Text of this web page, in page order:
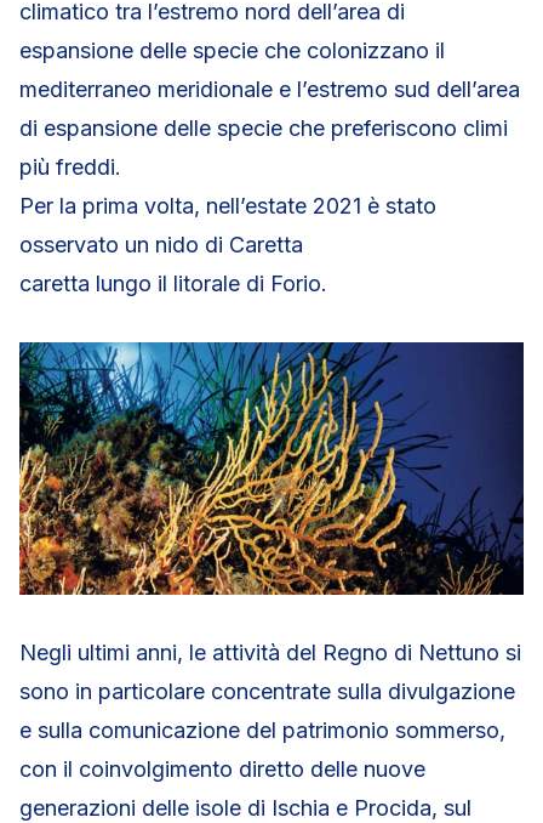
climatico tra l’estremo nord dell’area di
espansione delle specie che colonizzano il
mediterraneo meridionale e l’estremo sud dell’area
di espansione delle specie che preferiscono climi
più freddi.
Per la prima volta, nell’estate 2021 è stato
osservato un nido di Caretta
caretta lungo il litorale di Forio.
Negli ultimi anni, le attività del Regno di Nettuno si
sono in particolare concentrate sulla divulgazione
e sulla comunicazione del patrimonio sommerso,
con il coinvolgimento diretto delle nuove
generazioni delle isole di Ischia e Procida, sul